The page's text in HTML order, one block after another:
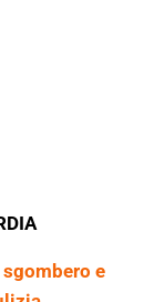
sgombero e